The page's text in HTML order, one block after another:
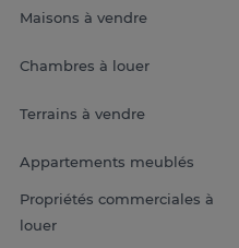
Maisons à vendre
Chambres à louer
Terrains à vendre
Appartements meublés
Propriétés commerciales à
louer